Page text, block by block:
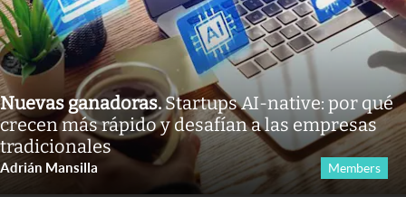
Nuevas ganadoras.Startups AI-native: por qué
crecen más rápido y desafían a las empresas
tradicionales
Adrián Mansilla Members